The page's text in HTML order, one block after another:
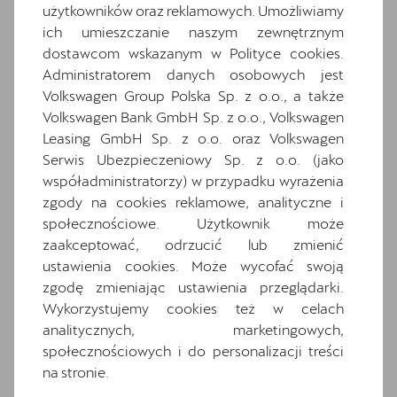
Informacje o oponach
Komplet dywaników
Media System Plus: 12.9-calowy kolorowy
Osłony przeciwsłoneczne kierowcy i
pasażera z zamykanymi i podświetlanymi
lusterkami
Oświetlenie powitalne LED w lusterkach
bocznych
Relingi dachowe w kolorze lśniącej czerni
Schowek z funkcją bezprzewodowego
ładowania telefonu
Speed limiter
System Front Cross traffic assist
System rozpoznawania zmęczenia
Wnętrze CUPRA z elementami
użytkowników oraz reklamowych. Umożliwiamy
ich umieszczanie naszym zewnętrznym
dostawcom wskazanym w Polityce cookies.
Administratorem danych osobowych jest
Volkswagen Group Polska Sp. z o.o., a także
Volkswagen Bank GmbH Sp. z o.o., Volkswagen
Leasing GmbH Sp. z o.o. oraz Volkswagen
Serwis Ubezpieczeniowy Sp. z o.o. (jako
współadministratorzy) w przypadku wyrażenia
zgody na cookies reklamowe, analityczne i
społecznościowe. Użytkownik może
zaakceptować, odrzucić lub zmienić
ustawienia cookies. Może wycofać swoją
zgodę zmieniając ustawienia przeglądarki.
Wykorzystujemy cookies też w celach
analitycznych, marketingowych,
społecznościowych i do personalizacji treści
na stronie.